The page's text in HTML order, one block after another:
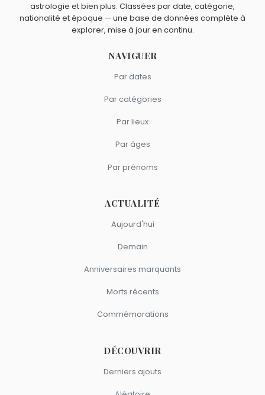
astrologie et bien plus. Classées par date, catégorie,
nationalité et époque — une base de données complète à
explorer, mise à jour en continu.
NAVIGUER
Par dates
Par catégories
Par lieux
Par âges
Par prénoms
ACTUALITÉ
Aujourd'hui
Demain
Anniversaires marquants
Morts récents
Commémorations
DÉCOUVRIR
Derniers ajouts